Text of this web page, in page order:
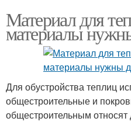
Материал для
материалы
Для обустройства теплиц
общестроительные и
общестроительным